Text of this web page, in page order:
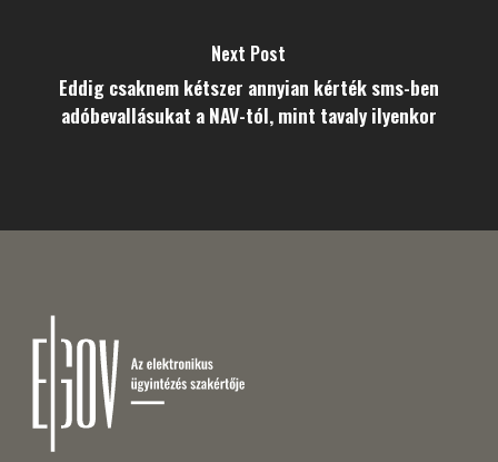
Next Post
Eddig csaknem kétszer annyian kérték sms-ben
adóbevallásukat a NAV-tól, mint tavaly ilyenkor